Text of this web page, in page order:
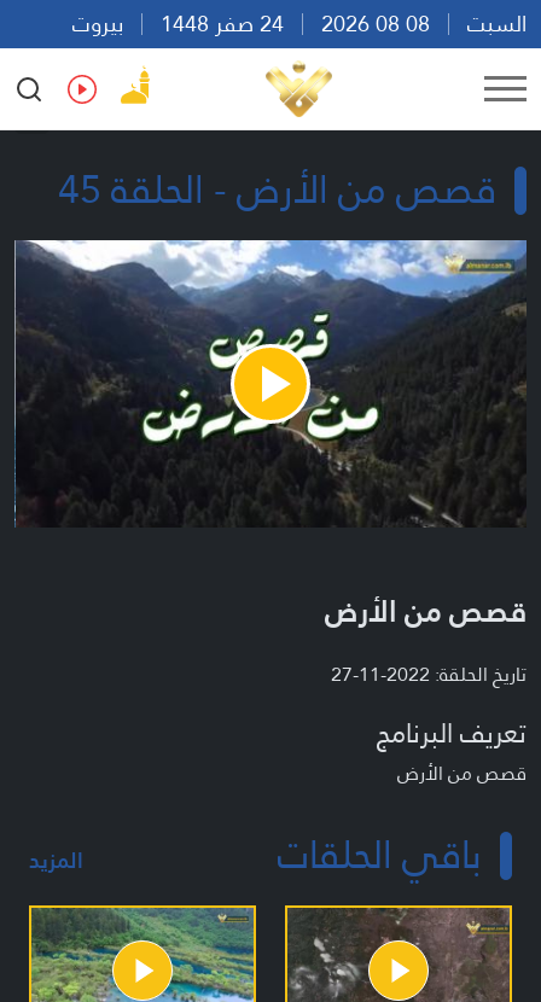
السبت
بيروت
15:33
Ar En Fr Es
قصص من الأرض - الحلقة 45
Play
Video
قصص من الأرض
تاريخ الحلقة: 2022-11-27
تعريف البرنامج
قصص من الأرض
باقي الحلقات المزيد